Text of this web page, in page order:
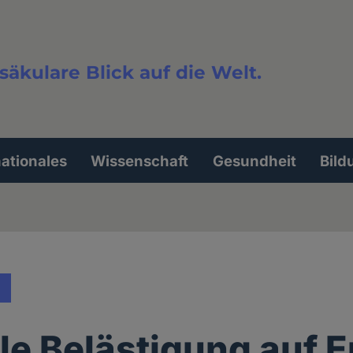
Blick auf die Welt.
Wissenschaft Gesundheit